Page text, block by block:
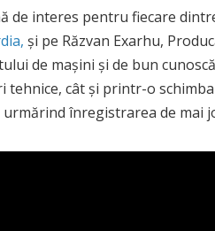
de interes pentru fiecare
și pe Răzvan Exarhu,
de mașini și de bun
cât și printr-o
înregistrarea de mai